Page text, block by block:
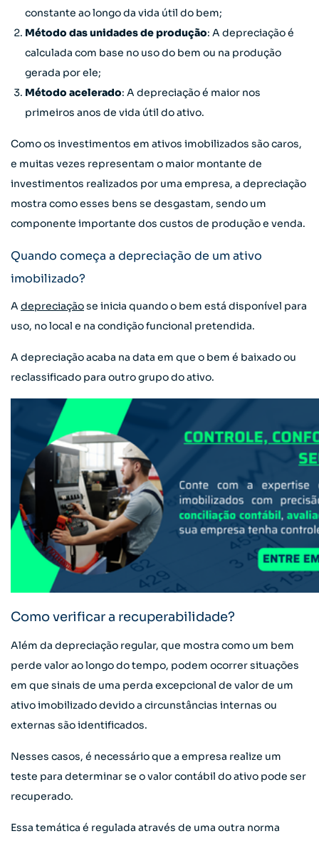
constante ao longo da vida útil do bem;
Método das unidades de produção: A depreciação é
calculada com base no uso do bem ou na produção
gerada por ele;
Método acelerado: A depreciação é maior nos
primeiros anos de vida útil do ativo.
Como os investimentos em ativos imobilizados são caros,
e muitas vezes representam o maior montante de
investimentos realizados por uma empresa, a depreciação
mostra como esses bens se desgastam, sendo um
componente importante dos custos de produção e venda.
Quando começa a depreciação de um ativo
imobilizado?
A depreciaçãose inicia quando o bem está disponível para
uso, no local e na condição funcional pretendida.
A depreciação acaba na data em que o bem é baixado ou
reclassificado para outro grupo do ativo.
Como verificar a recuperabilidade?
Além da depreciação regular, que mostra como um bem
perde valor ao longo do tempo, podem ocorrer situações
em que sinais de uma perda excepcional de valor de um
ativo imobilizado devido a circunstâncias internas ou
externas são identificados.
Nesses casos, é necessário que a empresa realize um
teste para determinar se o valor contábil do ativo pode ser
recuperado.
Essa temática é regulada através de uma outra norma